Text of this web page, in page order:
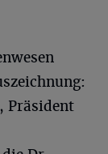
Präsident